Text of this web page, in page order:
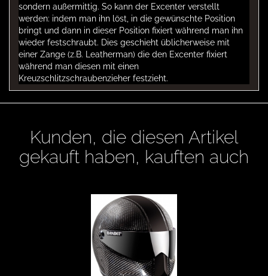
sondern außermittig. So kann der Excenter verstellt
werden: indem man ihn löst, in die gewünschte Position
bringt und dann in dieser Position fixiert während man ihn
wieder festschraubt. Dies geschieht üblicherweise mit
einer Zange (z.B. Leatherman) die den Excenter fixiert
während man diesen mit einen
Kreuzschlitzschraubenzieher festzieht.
Kunden, die diesen Artikel
gekauft haben, kauften auch